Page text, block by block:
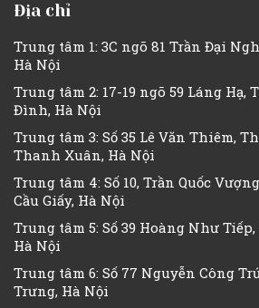
Địa chỉ
Trung tâm 1: 3C ngõ 81 Trần Đại
Hà Nội
Trung tâm 2: 17-19 ngõ 59 Láng Hạ,
Đình, Hà Nội
Trung tâm 3: Số 35 Lê Văn Thiêm,
Thanh Xuân, Hà Nội
Trung tâm 4: Số 10, Trần Quốc
Cầu Giấy, Hà Nội
Trung tâm 5: Số 39 Hoàng Như
Hà Nội
Trung tâm 6: Số 77 Nguyễn Công
Trưng, Hà Nội